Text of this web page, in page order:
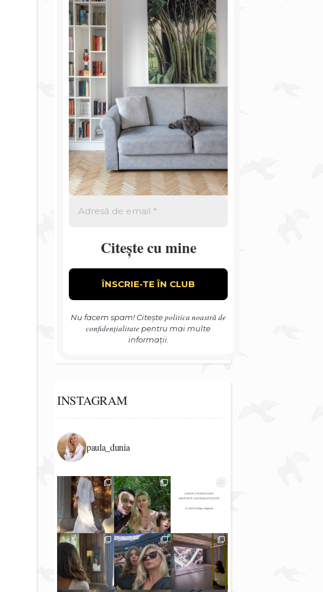
Citește cu mine
Nu facem spam! Citeștepolitica noastră de
confidențialitate pentru mai multe
informații.
INSTAGRAM
paula_dunia